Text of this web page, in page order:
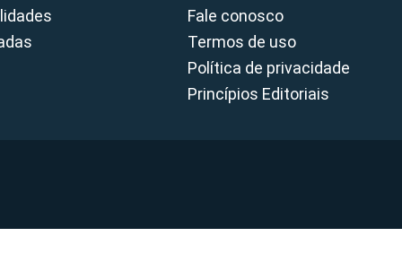
Fale conosco
Termos de uso
Política de privacidade
Princípios Editoriais